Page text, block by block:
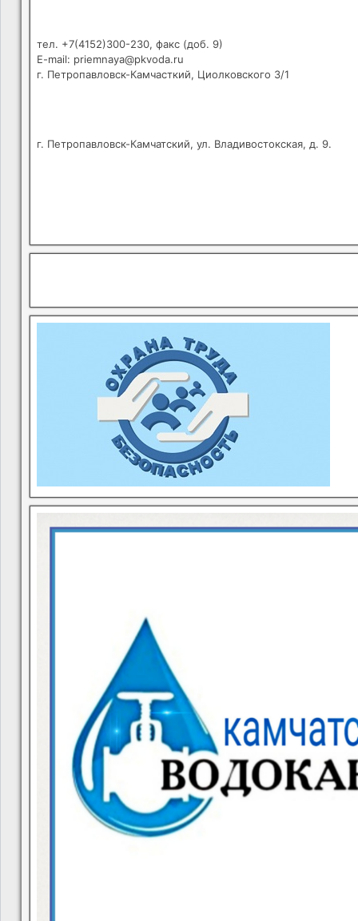
тел. +7(4152)300-230, факс (доб. 9)
E-mail: priemnaya@pkvoda.ru
г. Петропавловск-Камчасткий, Циолковского 3/1
г. Петропавловск-Камчатский, ул. Владивостокская, д. 9.